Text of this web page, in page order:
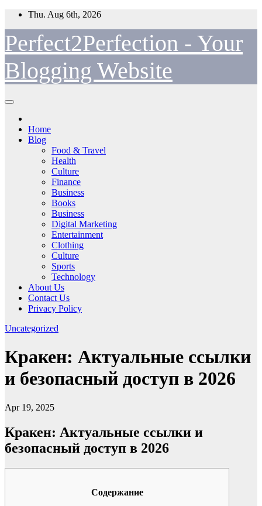
Skip
content
Thu. Aug 6th, 2026
Perfect2Perfection - Your
Blogging Website
Home
Blog
Food & Travel
Health
Culture
Finance
Business
Books
Business
Digital Marketing
Entertainment
Clothing
Culture
Sports
Technology
About Us
Contact Us
Privacy Policy
Uncategorized
Кракен: Актуальные ссылки
и безопасный доступ в 2026
Apr 19, 2025
Кракен: Актуальные ссылки и
безопасный доступ в 2026
Содержание